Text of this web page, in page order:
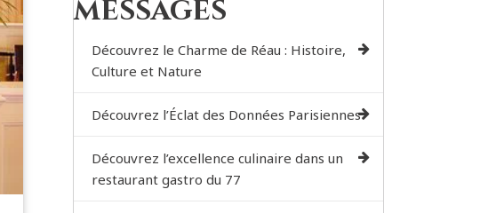
messages
Découvrez le Charme de Réau : Histoire,
Culture et Nature
Découvrez l’Éclat des Données Parisiennes
Découvrez l’excellence culinaire dans un
restaurant gastro du 77